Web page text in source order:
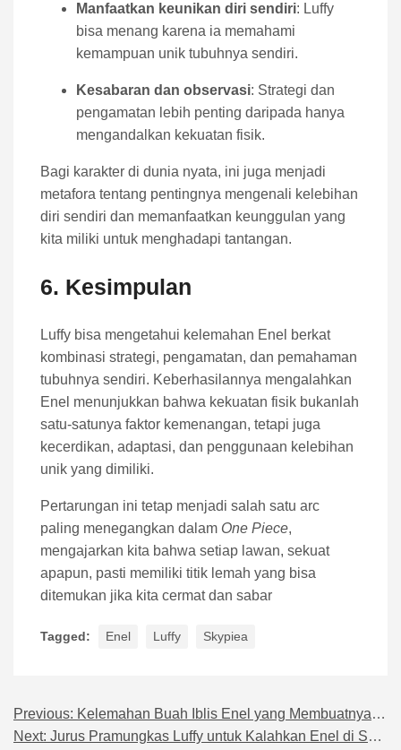
Manfaatkan keunikan diri sendiri: Luffy
bisa menang karena ia memahami
kemampuan unik tubuhnya sendiri.
Kesabaran dan observasi: Strategi dan
pengamatan lebih penting daripada hanya
mengandalkan kekuatan fisik.
Bagi karakter di dunia nyata, ini juga menjadi
metafora tentang pentingnya mengenali kelebihan
diri sendiri dan memanfaatkan keunggulan yang
kita miliki untuk menghadapi tantangan.
6. Kesimpulan
Luffy bisa mengetahui kelemahan Enel berkat
kombinasi strategi, pengamatan, dan pemahaman
tubuhnya sendiri. Keberhasilannya mengalahkan
Enel menunjukkan bahwa kekuatan fisik bukanlah
satu-satunya faktor kemenangan, tetapi juga
kecerdikan, adaptasi, dan penggunaan kelebihan
unik yang dimiliki.
Pertarungan ini tetap menjadi salah satu arc
paling menegangkan dalam One Piece,
mengajarkan kita bahwa setiap lawan, sekuat
apapun, pasti memiliki titik lemah yang bisa
ditemukan jika kita cermat dan sabar
Tagged: Enel Luffy Skypiea
Navigasi pos
Previous: Kelemahan Buah Iblis Enel yang Membuatnya Rentan
Next: Jurus Pramungkas Luffy untuk Kalahkan Enel di Skypiea